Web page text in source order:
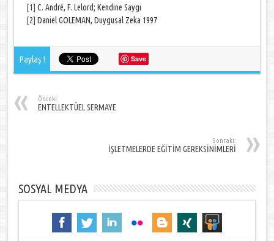
[1] C. André, F. Lelord; Kendine Saygı
[2] Daniel GOLEMAN, Duygusal Zeka 1997
Paylaş ! Save
Önceki:
ENTELLEKTÜEL SERMAYE
Sonraki:
İŞLETMELERDE EĞİTİM GEREKSİNİMLERİ
SOSYAL MEDYA